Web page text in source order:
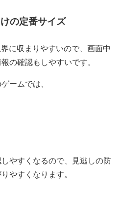
の定番サイズ
に収まりやすいので、画面中
の確認もしやすいです。
ームでは、
やすくなるので、見逃しの防
やすくなります。